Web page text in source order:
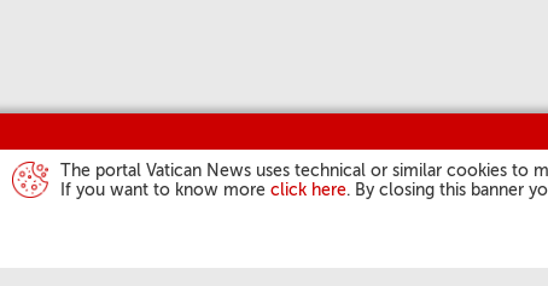
The portal Vatican News uses technical or similar cookies to
If you want to know more click here. By closing this banner